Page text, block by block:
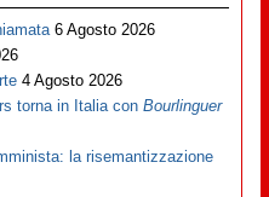
6 Agosto 2026
4 Agosto 2026
torna in Italia conBourlinguer
la risemantizzazione